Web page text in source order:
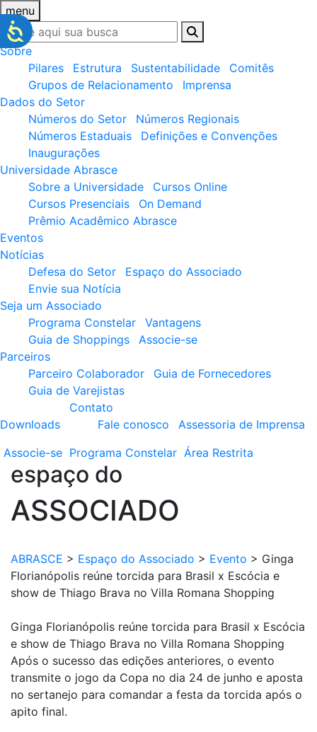
menu
Sobre
Pilares
Estrutura Sustentabilidade
Comitês
Grupos de Relacionamento
Imprensa
Dados do Setor
Números do Setor
Números Regionais
Números Estaduais
Definições e Convenções
Inaugurações
Universidade Abrasce
Sobre a Universidade
Cursos Online
Cursos Presenciais
On Demand
Prêmio Acadêmico Abrasce
Eventos
Notícias
Defesa do Setor
Espaço do Associado
Envie sua Notícia
Seja um Associado
Programa Constelar
Vantagens
Guia de Shoppings
Associe-se
Parceiros
Parceiro Colaborador
Guia de Fornecedores
Guia de Varejistas
Downloads
Contato
Fale conosco
Assessoria de Imprensa
Associe-se Programa Constelar Área Restrita
espaço do
ASSOCIADO
ABRASCE > Espaço do Associado > Evento > Ginga
Florianópolis reúne torcida para Brasil x Escócia e
show de Thiago Brava no Villa Romana Shopping
Ginga Florianópolis reúne torcida para Brasil x Escócia
e show de Thiago Brava no Villa Romana Shopping
Após o sucesso das edições anteriores, o evento
transmite o jogo da Copa no dia 24 de junho e aposta
no sertanejo para comandar a festa da torcida após o
apito final.